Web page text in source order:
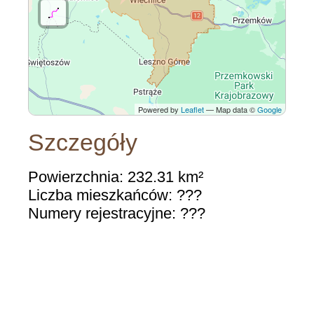
Powered by Leaflet— Map data ©Google
Szczegóły
Powierzchnia: 232.31 km²
Liczba mieszkańców: ???
Numery rejestracyjne: ???